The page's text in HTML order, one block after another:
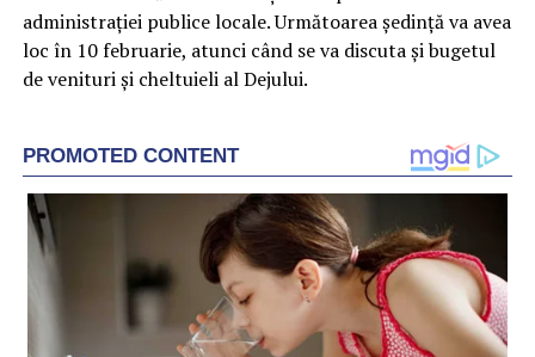
administrației publice locale. Următoarea ședință va avea
loc în 10 februarie, atunci când se va discuta și bugetul
de venituri și cheltuieli al Dejului.